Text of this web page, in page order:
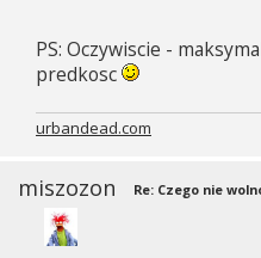
PS: Oczywiscie -
predkosc
urbandead.com
miszozon Re: Czego nie